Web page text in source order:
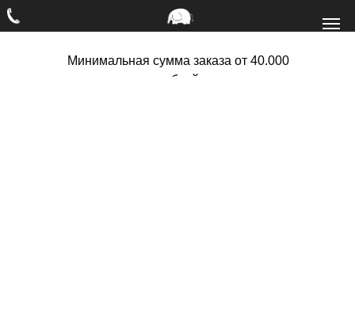
Минимальная сумма заказа от 40.000
рублей